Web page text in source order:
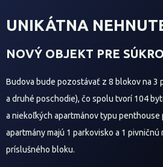
UNIKÁTNA
NOVÝ OBJEKT PRE
Budova bude pozostávať z 8 blokov na 3
a druhé poschodie), čo spolu tvorí 104
a niekoľkých apartmánov typu penthouse
apartmány majú 1 parkovisko a 1
príslušného bloku.